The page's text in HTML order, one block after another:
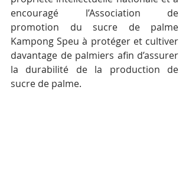
encouragé l’Association de
promotion du sucre de palme
Kampong Speu à protéger et cultiver
davantage de palmiers afin d’assurer
la durabilité de la production de
sucre de palme.